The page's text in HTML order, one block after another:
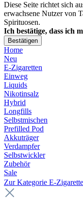
Diese Seite richtet sich
erwachsene Nutzer von
Spirituosen.
Ich bestätige, dass ich
Bestätigen
Home
Neu
E-Zigaretten
Einweg
Liquids
Nikotinsalz
Hybrid
Longfills
Selbstmischen
Prefilled Pod
Akkuträger
Verdampfer
Selbstwickler
Zubehör
Sale
Zur Kategorie E-